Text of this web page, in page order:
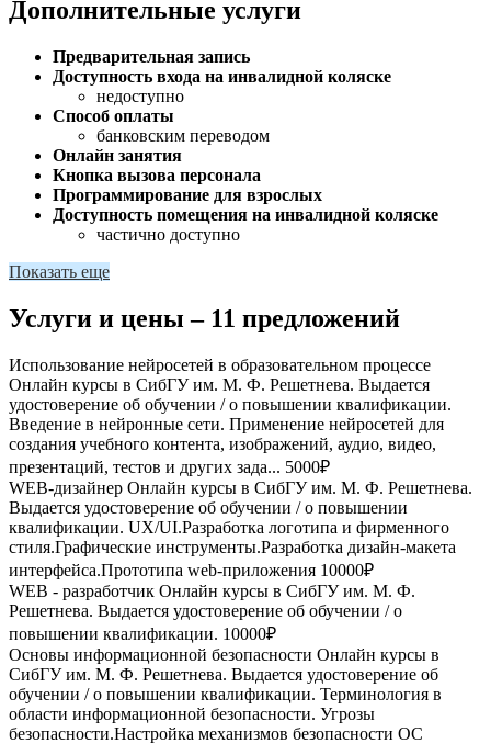
Дополнительные услуги
Предварительная запись
Доступность входа на инвалидной коляске
недоступно
Способ оплаты
банковским переводом
Онлайн занятия
Кнопка вызова персонала
Программирование для взрослых
Доступность помещения на инвалидной коляске
частично доступно
Показать еще
Услуги и цены – 11 предложений
Использование нейросетей в образовательном процессе
Онлайн курсы в СибГУ им. М. Ф. Решетнева. Выдается
удостоверение об обучении / о повышении квалификации.
Введение в нейронные сети. Применение нейросетей для
создания учебного контента, изображений, аудио, видео,
презентаций, тестов и других зада... 5000₽
WEB-дизайнер Онлайн курсы в СибГУ им. М. Ф. Решетнева.
Выдается удостоверение об обучении / о повышении
квалификации. UX/UI.Разработка логотипа и фирменного
стиля.Графические инструменты.Разработка дизайн-макета
интерфейса.Прототипа web-приложения 10000₽
WEB - разработчик Онлайн курсы в СибГУ им. М. Ф.
Решетнева. Выдается удостоверение об обучении / о
повышении квалификации. 10000₽
Основы информационной безопасности Онлайн курсы в
СибГУ им. М. Ф. Решетнева. Выдается удостоверение об
обучении / о повышении квалификации. Терминология в
области информационной безопасности. Угрозы
безопасности.Настройка механизмов безопасности ОС